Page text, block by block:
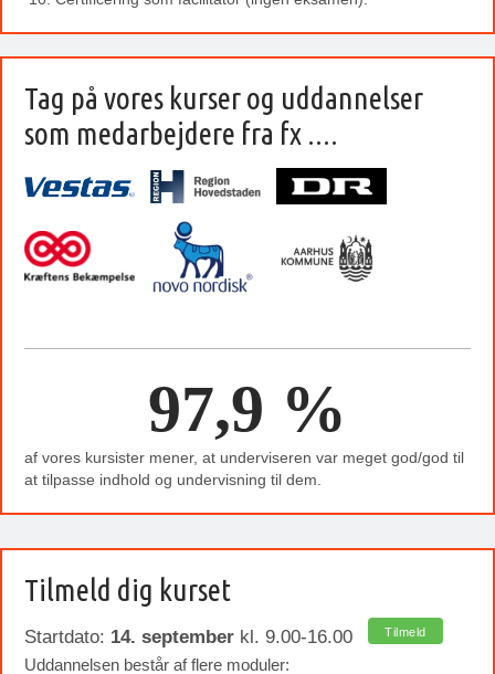
Tag på vores kurser og uddannelser
som medarbejdere fra fx ....
97,9 %
af vores kursister mener, at underviseren var meget god/god til
at tilpasse indhold og undervisning til dem.
Tilmeld dig kurset
Startdato: 14. september kl. 9.00-16.00 Tilmeld
Uddannelsen består af flere moduler: